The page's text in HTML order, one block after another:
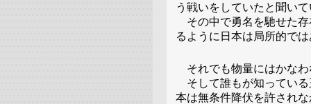
う戦いをしていたと聞い
その中で勇名を馳せた存
るように日本は局所的で
それでも物量にはかなわ
そして誰もが知っている
本は無条件降伏を許され